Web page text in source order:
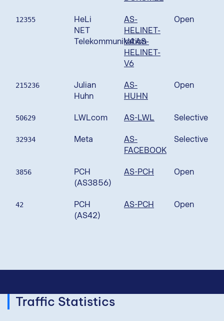
12355
HeLi
NET
Telekommunikation
AS-
HELINET-
V4 AS-
HELINET-
V6
Open
215236
Julian
Huhn
AS-
HUHN
Open
50629 LWLcom AS-LWL Selective
32934 Meta
AS-
FACEBOOK
Selective
3856
PCH
(AS3856)
AS-PCH Open
42
PCH
(AS42)
AS-PCH Open
Traffic Statistics